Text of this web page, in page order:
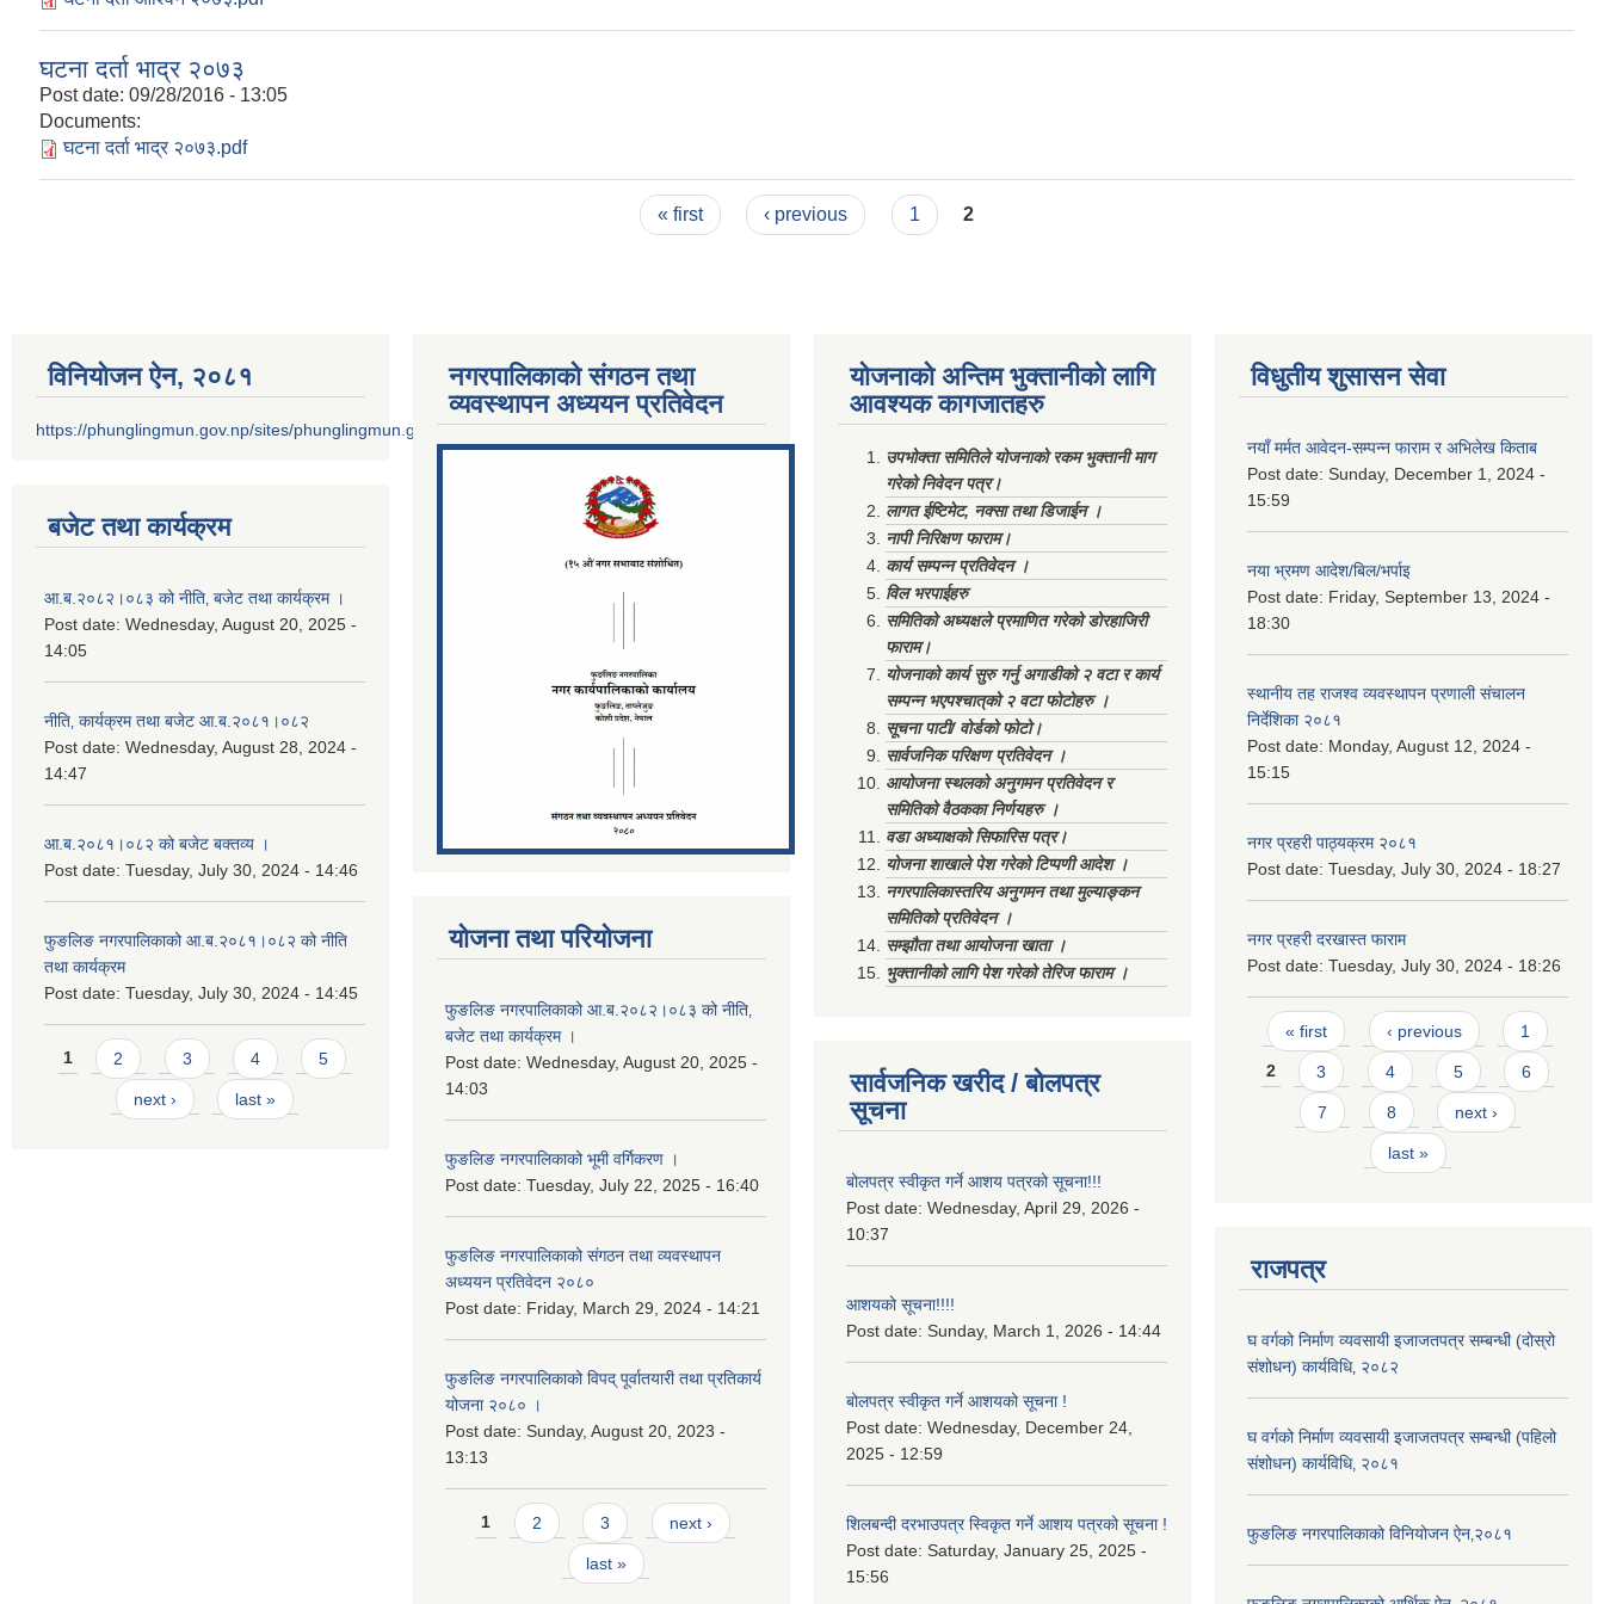
घटना दर्ता भाद्र २०७३
Post date: 09/28/2016 - 13:05
Documents:
घटना दर्ता भाद्र २०७३.pdf
« first ‹ previous 1 2
विनियोजन ऐन‚ २०८१
https://phunglingmun.gov.np/sites/phunglingmun.gov.np/files/documents/Al...
बजेट तथा कार्यक्रम
आ.ब.२०८२।०८३ को नीति‚ बजेट तथा कार्यक्रम ।
Post date: Wednesday, August 20, 2025 -
14:05
नीति‚ कार्यक्रम तथा बजेट आ.ब.२०८१।०८२
Post date: Wednesday, August 28, 2024 -
14:47
आ.ब.२०८१।०८२ को बजेट बक्तव्य ।
Post date: Tuesday, July 30, 2024 - 14:46
फुङलिङ नगरपालिकाको आ.ब.२०८१।०८२ को नीति
तथा कार्यक्रम
Post date: Tuesday, July 30, 2024 - 14:45
Pages
1 2 3 4 5
next › last »
नगरपालिकाको संगठन तथा
व्यवस्थापन अध्ययन प्रतिवेदन
योजना तथा परियोजना
फुङलिङ नगरपालिकाको आ.ब.२०८२।०८३ को नीति‚
बजेट तथा कार्यक्रम ।
Post date: Wednesday, August 20, 2025 -
14:03
फुङलिङ नगरपालिकाको भूमी वर्गिकरण ।
Post date: Tuesday, July 22, 2025 - 16:40
फुङलिङ नगरपालिकाको संगठन तथा व्यवस्थापन
अध्ययन प्रतिवेदन २०८०
Post date: Friday, March 29, 2024 - 14:21
फुङलिङ नगरपालिकाको विपद् पूर्वातयारी तथा प्रतिकार्य
योजना २०८० ।
Post date: Sunday, August 20, 2023 -
13:13
Pages
1 2 3 next ›
last »
योजनाको अन्तिम भुक्तानीको लागि
आवश्यक कागजातहरु
उपभोक्ता समितिले योजनाको रकम भुक्तानी माग
गरेको निवेदन पत्र।
लागत ईष्टिमेट, नक्सा तथा डिजाईन ।
नापी निरिक्षण फाराम।
कार्य सम्पन्न प्रतिवेदन ।
विल भरपाईहरु
समितिको अध्यक्षले प्रमाणित गरेको डोरहाजिरी
फाराम।
योजनाको कार्य सुरु गर्नु अगाडीको २ वटा र कार्य
सम्पन्न भएपश्चात्‌को २ वटा फोटोहरु ।
सूचना पाटी/ वोर्डको फोटो।
सार्वजनिक परिक्षण प्रतिवेदन ।
आयोजना स्थलको अनुगमन प्रतिवेदन र
समितिको वैठकका निर्णयहरु ।
वडा अध्याक्षको सिफारिस पत्र।
योजना शाखाले पेश गरेको टिप्पणी आदेश ।
नगरपालिकास्तरिय अनुगमन तथा मुल्याङ्कन
समितिको प्रतिवेदन ।
सम्झौता तथा आयोजना खाता ।
भुक्तानीको लागि पेश गरेको तेरिज फाराम ।
सार्वजनिक खरीद / बोलपत्र
सूचना
बोलपत्र स्वीकृत गर्ने आशय पत्रको सूचना!!!
Post date: Wednesday, April 29, 2026 -
10:37
आशयको सूचना!!!!
Post date: Sunday, March 1, 2026 - 14:44
बोलपत्र स्वीकृत गर्ने आशयको सूचना !
Post date: Wednesday, December 24,
2025 - 12:59
शिलबन्दी दरभाउपत्र स्विकृत गर्ने आशय पत्रको सूचना !
Post date: Saturday, January 25, 2025 -
15:56
विधुतीय शुसासन सेवा
नयाँ मर्मत आवेदन-सम्पन्न फाराम र अभिलेख किताब
Post date: Sunday, December 1, 2024 -
15:59
नया भ्रमण आदेश/बिल/भर्पाइ
Post date: Friday, September 13, 2024 -
18:30
स्थानीय तह राजश्व व्यवस्थापन प्रणाली संचालन
निर्देशिका २०८१
Post date: Monday, August 12, 2024 -
15:15
नगर प्रहरी पाठ्यक्रम २०८१
Post date: Tuesday, July 30, 2024 - 18:27
नगर प्रहरी दरखास्त फाराम
Post date: Tuesday, July 30, 2024 - 18:26
Pages
« first ‹ previous 1
2 3 4 5 6
7 8 next ›
last »
राजपत्र
घ वर्गको निर्माण व्यवसायी इजाजतपत्र सम्बन्धी (दोस्रो
संशोधन) कार्यविधि‚ २०८२
घ वर्गको निर्माण व्यवसायी इजाजतपत्र सम्बन्धी (पहिलो
संशोधन) कार्यविधि‚ २०८१
फुङलिङ नगरपालिकाको विनियोजन ऐन‚२०८१